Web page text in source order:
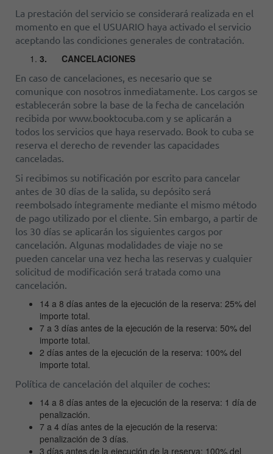
La prestación del servicio se considerará realizada en el
momento en que el USUARIO haya activado el servicio
aceptando las condiciones generales de contratación.
3. CANCELACIONES
En caso de cancelaciones, es necesario que se
comunique con nosotros inmediatamente. Los cargos se
establecerán sobre la base de la fecha de cancelación
recibida por www.booktocuba.com y se aplicarán a
todos los servicios que haya reservado. Book to cuba se
reserva el derecho de revender las capacidades
canceladas.
Si recibimos su notificación por escrito para cancelar
antes de 30 días de la salida, su depósito será
reembolsado íntegramente mediante el mismo método
de pago utilizado por el cliente. Sin embargo, a partir de
los 30 días se aplicarán los siguientes cargos por
cancelación. Algunas modalidades de viaje no se
pueden cancelar una vez hecha las reservas y cualquier
solicitud de modificación será tratada como una
cancelación.
14 a 8 días antes de la ejecución de la reserva: 25% del
importe total.
7 a 3 días antes de la ejecución de la reserva: 50% del
importe total.
2 días antes de la ejecución de la reserva: 100% del
importe total.
Política de cancelación del alquiler de coches:
14 a 8 días antes de la ejecución de la reserva: 1 día de
penalización.
7 a 4 días antes de la ejecución de la reserva:
penalización de 3 días.
3 días antes de la ejecución de la reserva: 100% del